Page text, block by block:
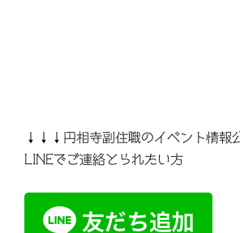
↓↓↓円相寺副住職のイベント情報
LINEでご連絡とられたい方